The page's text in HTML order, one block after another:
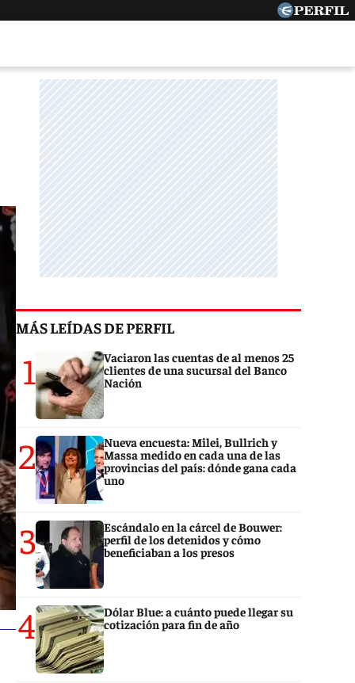
MÁS LEÍDAS DE PERFIL
1
Vaciaron las cuentas de al menos 25
clientes de una sucursal del Banco
Nación
2
Nueva encuesta: Milei, Bullrich y
Massa medido en cada una de las
provincias del país: dónde gana cada
uno
3
Escándalo en la cárcel de Bouwer:
perfil de los detenidos y cómo
beneficiaban a los presos
4
Dólar Blue: a cuánto puede llegar su
cotización para fin de año